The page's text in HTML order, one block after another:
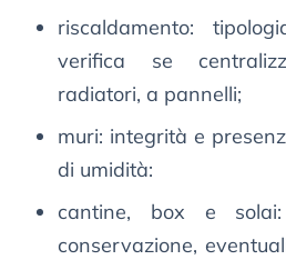
riscaldamento:
verifica se
radiatori, a pannelli;
muri: integrità e
di umidità:
cantine, box e
conservazione,